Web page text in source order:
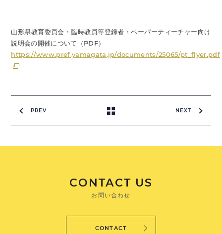
山形県教育委員会・臨時教員等登録者・ペーパーティーチャー向け
説明会の開催について（PDF）
https://www.pref.yamagata.jp/documents/25065/pt_flyer.pdf
PREV NEXT
CONTACT US
お問い合わせ
CONTACT